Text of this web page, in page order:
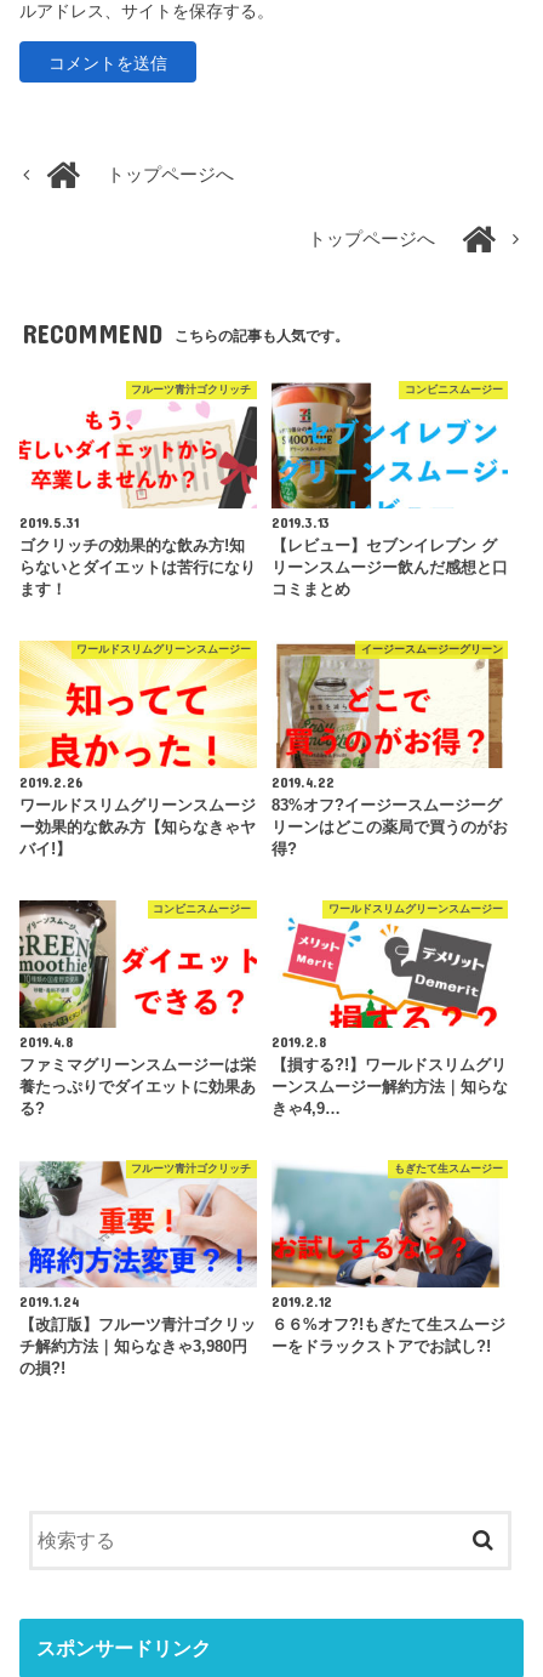
ルアドレス、サイトを保存する。
トップページへ
トップページへ
RECOMMEND こちらの記事も人気です。
フルーツ青汁ゴクリッチ
2019.5.31
ゴクリッチの効果的な飲み方!知
らないとダイエットは苦行になり
ます！
コンビニスムージー
2019.3.13
【レビュー】セブンイレブン グ
リーンスムージー飲んだ感想と口
コミまとめ
ワールドスリムグリーンスムージー
2019.2.26
ワールドスリムグリーンスムージ
ー効果的な飲み方【知らなきゃヤ
バイ!】
イージースムージーグリーン
2019.4.22
83%オフ?イージースムージーグ
リーンはどこの薬局で買うのがお
得?
コンビニスムージー
2019.4.8
ファミマグリーンスムージーは栄
養たっぷりでダイエットに効果あ
る?
ワールドスリムグリーンスムージー
2019.2.8
【損する?!】ワールドスリムグリ
ーンスムージー解約方法｜知らな
きゃ4,9…
フルーツ青汁ゴクリッチ
2019.1.24
【改訂版】フルーツ青汁ゴクリッ
チ解約方法｜知らなきゃ3,980円
の損?!
もぎたて生スムージー
2019.2.12
６６%オフ?!もぎたて生スムージ
ーをドラックストアでお試し?!
スポンサードリンク